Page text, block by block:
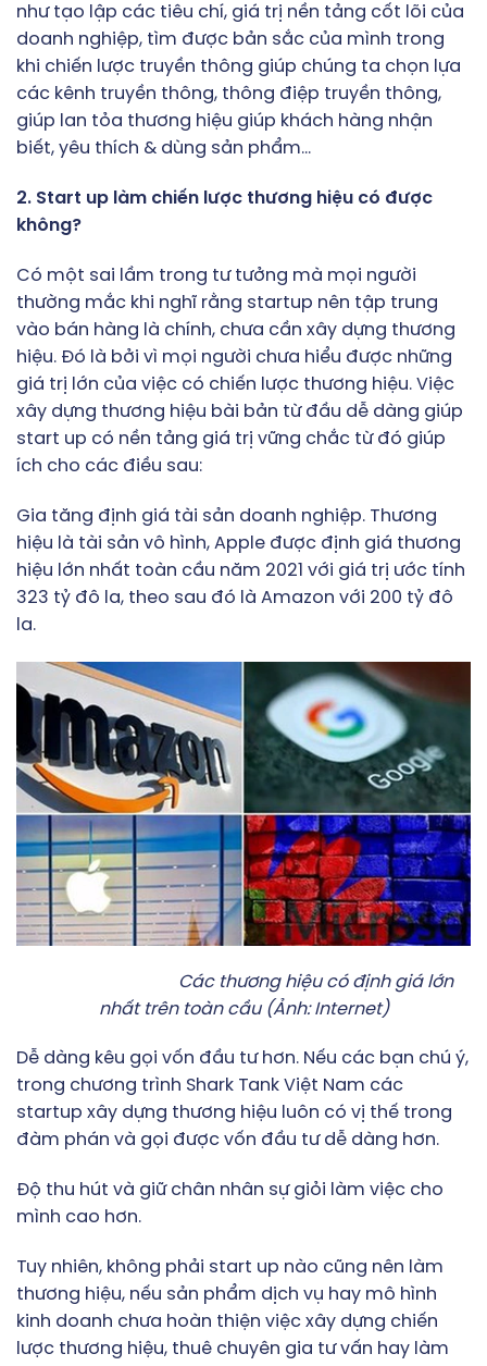
như tạo lập các tiêu chí, giá trị nền tảng cốt lõi của
doanh nghiệp, tìm được bản sắc của mình trong
khi chiến lược truyền thông giúp chúng ta chọn lựa
các kênh truyền thông, thông điệp truyền thông,
giúp lan tỏa thương hiệu giúp khách hàng nhận
biết, yêu thích & dùng sản phẩm…
2. Start up làm chiến lược thương hiệu có được
không?
Có một sai lầm trong tư tưởng mà mọi người
thường mắc khi nghĩ rằng startup nên tập trung
vào bán hàng là chính, chưa cần xây dựng thương
hiệu. Đó là bởi vì mọi người chưa hiểu được những
giá trị lớn của việc có chiến lược thương hiệu. Việc
xây dựng thương hiệu bài bản từ đầu dễ dàng giúp
start up có nền tảng giá trị vững chắc từ đó giúp
ích cho các điều sau:
Gia tăng định giá tài sản doanh nghiệp. Thương
hiệu là tài sản vô hình, Apple được định giá thương
hiệu lớn nhất toàn cầu năm 2021 với giá trị ước tính
323 tỷ đô la, theo sau đó là Amazon với 200 tỷ đô
la.
Các thương hiệu có định giá lớn
nhất trên toàn cầu (Ảnh: Internet)
Dễ dàng kêu gọi vốn đầu tư hơn. Nếu các bạn chú ý,
trong chương trình Shark Tank Việt Nam các
startup xây dựng thương hiệu luôn có vị thế trong
đàm phán và gọi được vốn đầu tư dễ dàng hơn.
Độ thu hút và giữ chân nhân sự giỏi làm việc cho
mình cao hơn.
Tuy nhiên, không phải start up nào cũng nên làm
thương hiệu, nếu sản phẩm dịch vụ hay mô hình
kinh doanh chưa hoàn thiện việc xây dựng chiến
lược thương hiệu, thuê chuyên gia tư vấn hay làm